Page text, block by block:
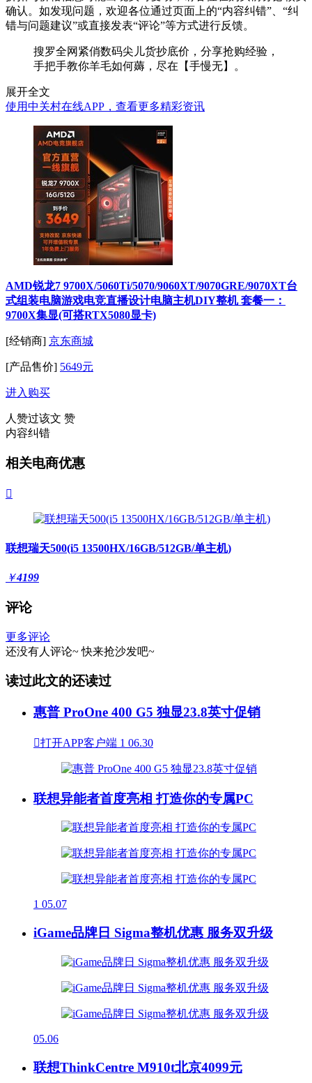
确认。如发现问题，欢迎各位通过页面上的“内容纠错”、“纠
错与问题建议”或直接发表“评论”等方式进行反馈。
搜罗全网紧俏数码尖儿货抄底价，分享抢购经验，
手把手教你羊毛如何薅，尽在【手慢无】。
展开全文
使用中关村在线APP，查看更多精彩资讯
AMD锐龙7 9700X/5060Ti/5070/9060XT/9070GRE/9070XT台
式组装电脑游戏电竞直播设计电脑主机DIY整机 套餐一：
9700X集显(可搭RTX5080显卡)
[经销商] 京东商城
[产品售价] 5649元
进入购买
人赞过该文 赞
内容纠错
相关电商优惠

联想瑞天500(i5 13500HX/16GB/512GB/单主机)
￥4199
评论
更多评论
还没有人评论~ 快来抢沙发吧~
读过此文的还读过
惠普 ProOne 400 G5 独显23.8英寸促销
打开APP客户端 1 06.30
联想异能者首度亮相 打造你的专属PC
1 05.07
iGame品牌日 Sigma整机优惠 服务双升级
05.06
联想ThinkCentre M910t北京4099元